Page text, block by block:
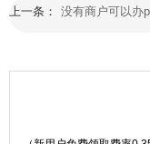
上一条：